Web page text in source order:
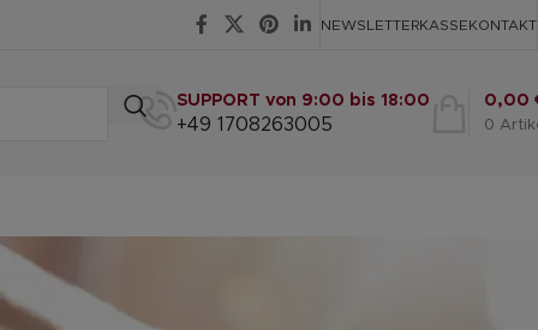
NEWSLETTERKASSEKONTAKT
SUPPORT von 9:00 bis 18:00
+49 1708263005 0
0,00